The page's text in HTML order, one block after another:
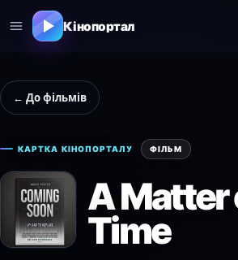
Кінопортал
← До фільмів
КАРТКА КІНОПОРТАЛУ ФІЛЬМ
A Matter
Time